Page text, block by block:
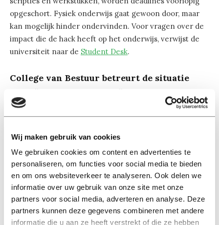
Wij maken gebruik van cookies
We gebruiken cookies om content en advertenties te
personaliseren, om functies voor social media te bieden
en om ons websiteverkeer te analyseren. Ook delen we
informatie over uw gebruik van onze site met onze
partners voor social media, adverteren en analyse. Deze
partners kunnen deze gegevens combineren met andere
informatie die u aan ze heeft verstrekt of die ze hebben
opgeschort. Fysiek onderwijs gaat gewoon door, maar
kan mogelijk hinder ondervinden. Voor vragen over de
impact die de hack heeft op het onderwijs, verwijst de
universiteit naar de Student Desk.
College van Bestuur betreurt de situatie
Het College van Bestuur van Tilburg University zegt in
een algemene mail het incident ten zeerste te
betreuren en ‘er alles aan te doen wat binnen onze
te normaliseren’.
In een update geeft Tilburg University op maandag 11 mei
om 15.30 uur het volgende aan: ‘Om de veiligheid van onze
systemen en data te waarborgen, blijft Canvas tot en met
dinsdag 12 mei onbereikbaar voor studenten en docenten.
Een tijdelijk alternatief wordt op dit moment ingericht, met